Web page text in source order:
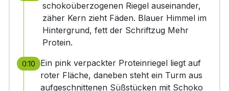
schokoüberzogenen Riegel auseinander,
zäher Kern zieht Fäden. Blauer Himmel im
Hintergrund, fett der Schriftzug Mehr
Protein.
0:10
Ein pink verpackter Proteinriegel liegt auf
roter Fläche, daneben steht ein Turm aus
aufgeschnittenen Süßstücken mit Schoko